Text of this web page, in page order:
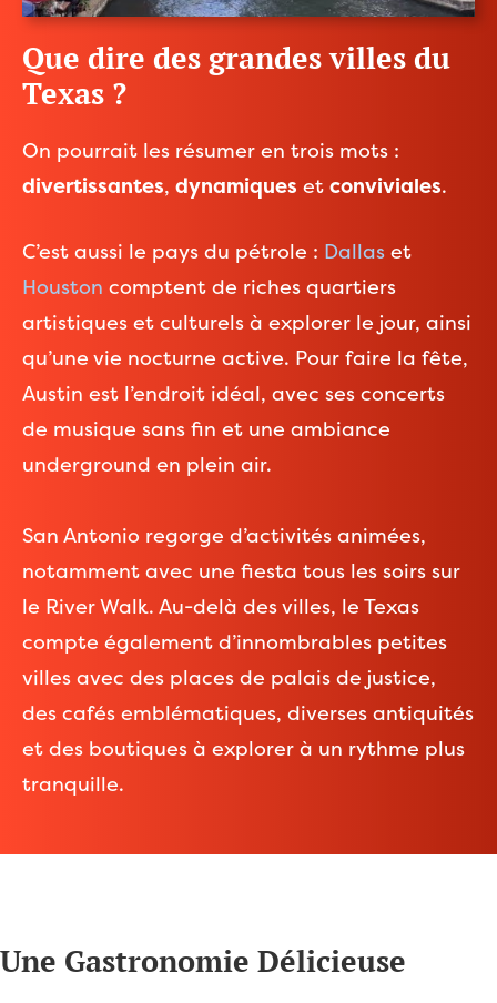
Que dire des grandes villes du
Texas ?
On pourrait les résumer en trois mots :
divertissantes, dynamiques et conviviales.
C’est aussi le pays du pétrole : Dallas et
Houston comptent de riches quartiers
artistiques et culturels à explorer le jour, ainsi
qu’une vie nocturne active. Pour faire la fête,
Austin est l’endroit idéal, avec ses concerts
de musique sans fin et une ambiance
underground en plein air.
San Antonio regorge d’activités animées,
notamment avec une fiesta tous les soirs sur
le River Walk. Au-delà des villes, le Texas
compte également d’innombrables petites
villes avec des places de palais de justice,
des cafés emblématiques, diverses antiquités
et des boutiques à explorer à un rythme plus
tranquille.
Une Gastronomie Délicieuse